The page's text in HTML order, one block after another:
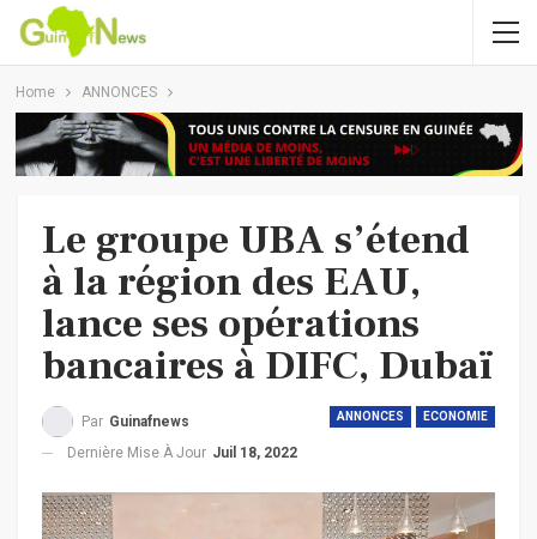
Home ANNONCES
Le groupe UBA s’étend
à la région des EAU,
lance ses opérations
bancaires à DIFC, Dubaï
ANNONCES ECONOMIE
Par Guinafnews
Dernière Mise À Jour Juil 18, 2022